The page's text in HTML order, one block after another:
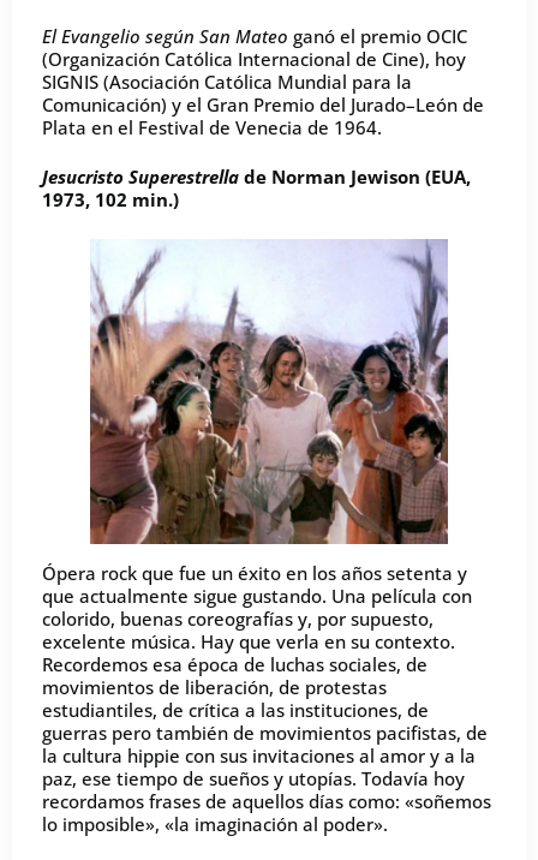
El Evangelio según San Mateo ganó el premio OCIC
(Organización Católica Internacional de Cine), hoy
SIGNIS (Asociación Católica Mundial para la
Comunicación) y el Gran Premio del Jurado–León de
Plata en el Festival de Venecia de 1964.
Jesucristo Superestrella de Norman Jewison (EUA,
1973, 102 min.)
Ópera rock que fue un éxito en los años setenta y
que actualmente sigue gustando. Una película con
colorido, buenas coreografías y, por supuesto,
excelente música. Hay que verla en su contexto.
Recordemos esa época de luchas sociales, de
movimientos de liberación, de protestas
estudiantiles, de crítica a las instituciones, de
guerras pero también de movimientos pacifistas, de
la cultura hippie con sus invitaciones al amor y a la
paz, ese tiempo de sueños y utopías. Todavía hoy
recordamos frases de aquellos días como: «soñemos
lo imposible», «la imaginación al poder».